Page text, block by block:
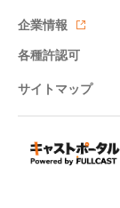
企業情報
各種許認可
サイトマップ